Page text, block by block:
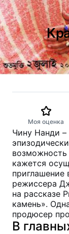
Моя оценка
Чину Нанди
возможность
кажется
приглашение
режиссера
на рассказе
камень».
продюсер
В